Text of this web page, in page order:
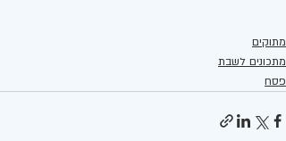
מתוקים
מתכונים לשבת
פסח